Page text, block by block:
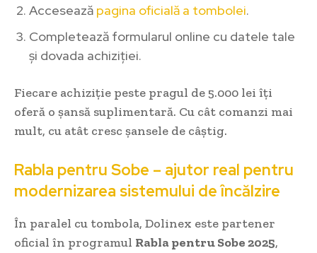
Accesează pagina oficială a tombolei.
Completează formularul online cu datele tale
și dovada achiziției.
Fiecare achiziție peste pragul de 5.000 lei îți
oferă o șansă suplimentară. Cu cât comanzi mai
mult, cu atât cresc șansele de câștig.
Rabla pentru Sobe – ajutor real pentru
modernizarea sistemului de încălzire
În paralel cu tombola, Dolinex este partener
oficial în programul Rabla pentru Sobe 2025,